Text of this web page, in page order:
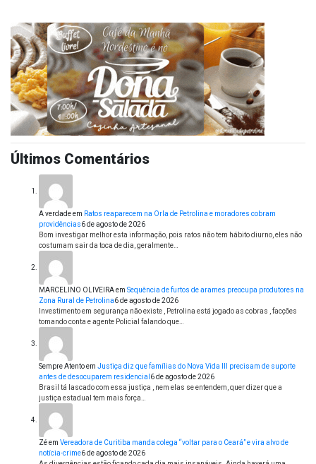
Últimos Comentários
A verdadeem Ratos reaparecem na Orla de Petrolina e moradores cobram
providências6 de agosto de 2026
Bom investigar melhor esta informação, pois ratos não tem hábito diurno, eles não
costumam sair da toca de dia, geralmente…
MARCELINO OLIVEIRAem Sequência de furtos de arames preocupa produtores na
Zona Rural de Petrolina6 de agosto de 2026
Investimento em segurança não existe , Petrolina está jogado as cobras , facções
tomando conta e agente Policial falando que…
Sempre Atentoem Justiça diz que famílias do Nova Vida III precisam de suporte
antes de desocuparem residencial 6 de agosto de 2026
Brasil tá lascado com essa justiça , nem elas se entendem, quer dizer que a
justiça estadual tem mais força…
Zéem Vereadora de Curitiba manda colega “voltar para o Ceará” e vira alvo de
notícia-crime6 de agosto de 2026